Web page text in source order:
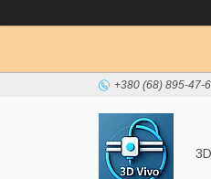
+380 (68) 895-47-